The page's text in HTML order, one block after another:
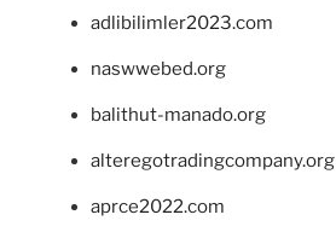
adlibilimler2023.com
naswwebed.org
balithut-manado.org
alteregotradingcompany.org
aprce2022.com